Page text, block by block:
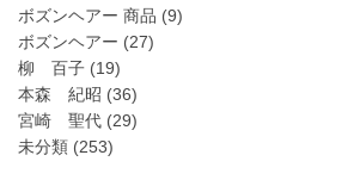
ボズンヘアー 商品 (9)
ボズンヘアー (27)
柳 百子 (19)
本森 紀昭 (36)
宮崎 聖代 (29)
未分類 (253)